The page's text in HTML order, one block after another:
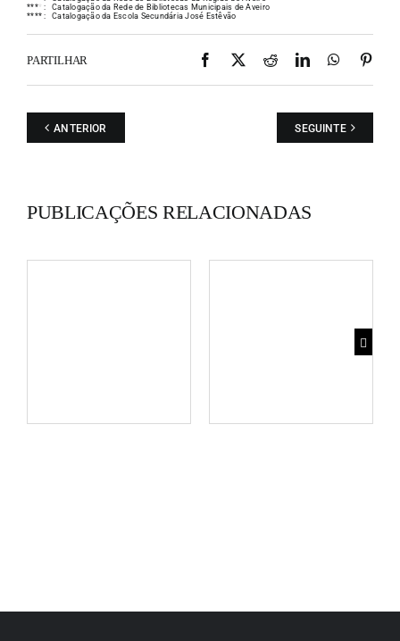
**** :
Catalogação da Rede de Bibliotecas Municipais de Aveiro
**** : Catalogação da Escola Secundária José Estêvão
PARTILHAR Facebook
X RedditLinkedIn
ANTERIOR SEGUINTE
PUBLICAÇÕES RELACIONADAS